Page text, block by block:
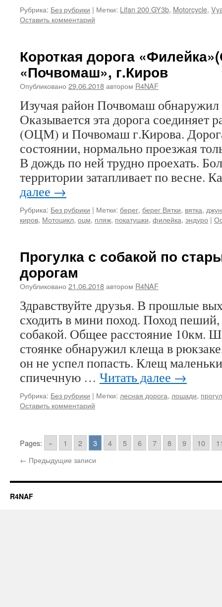
Рубрика: Без рубрики | Метки: Lifan 200 GY3b, Motorcycle,
Оставить комментарий
Короткая дорога
«Почвомаш», г.Киров
Опубликовано 29.06.2018автором R4NAF
Изучая район Почвомаш обнаружил
Оказывается эта дорога соединяет
(ОЦМ) и Почвомаш г.Кирова.
состоянии, нормально проезжая
В дождь по ней трудно проехать.
территории затапливает по весне.
далее →
Рубрика: Без рубрики | Метки: берег, берег Вятки, вятка,
киров, Мотоцикл, оцм, пляж, покатушки, филейка, эндуро |
Прогулка с собакой по
дорогам
Опубликовано 21.06.2018автором R4NAF
Здравствуйте друзья. В прошлые
сходить в мини поход. Поход
собакой. Общее расстояние 10км.
стоянке обнаружил клеща в
он не успел попасть. Клещ
спичечную … Читать далее →
Рубрика: Без рубрики | Метки: лесная дорога, лошади,
Оставить комментарий
Pages: « 1 2 3 4 5 6 7 8 9 10
← Предыдущие записи
R4NAF